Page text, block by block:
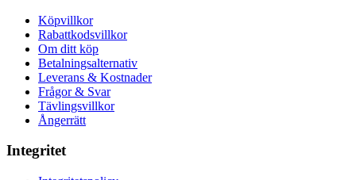
Köpvillkor
Rabattkodsvillkor
Om ditt köp
Betalningsalternativ
Leverans & Kostnader
Frågor & Svar
Tävlingsvillkor
Ångerrätt
Integritet